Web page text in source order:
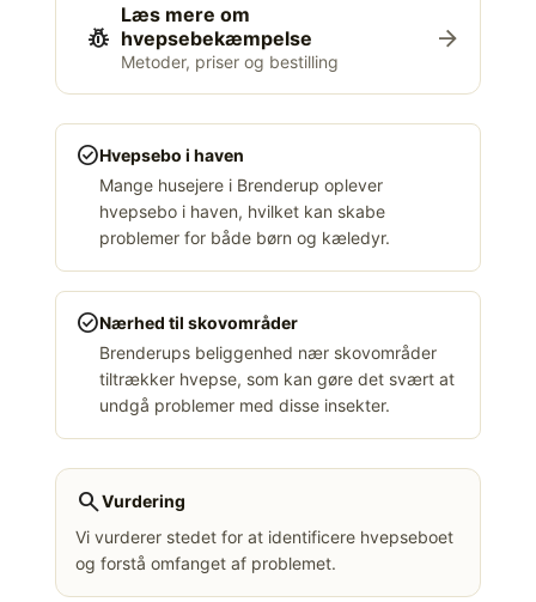
pest_control
Læs mere om
hvepsebekæmpelse
Metoder, priser og bestilling
arrow_forward
check_circleHvepsebo i haven
Mange husejere i Brenderup oplever
hvepsebo i haven, hvilket kan skabe
problemer for både børn og kæledyr.
check_circleNærhed til skovområder
Brenderups beliggenhed nær skovområder
tiltrækker hvepse, som kan gøre det svært at
undgå problemer med disse insekter.
searchVurdering
Vi vurderer stedet for at identificere hvepseboet
og forstå omfanget af problemet.